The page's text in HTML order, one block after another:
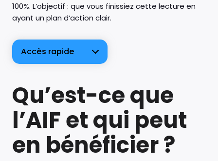
100%. L’objectif : que vous finissiez cette lecture en
ayant un plan d’action clair.
Accès rapide
Qu’est-ce que
l’AIF et qui peut
en bénéficier ?